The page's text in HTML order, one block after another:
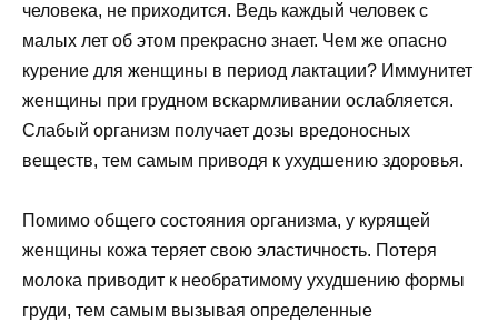
человека, не приходится. Ведь каждый человек с
малых лет об этом прекрасно знает. Чем же опасно
курение для женщины в период лактации? Иммунитет
женщины при грудном вскармливании ослабляется.
Слабый организм получает дозы вредоносных
веществ, тем самым приводя к ухудшению здоровья.
Помимо общего состояния организма, у курящей
женщины кожа теряет свою эластичность. Потеря
молока приводит к необратимому ухудшению формы
груди, тем самым вызывая определенные